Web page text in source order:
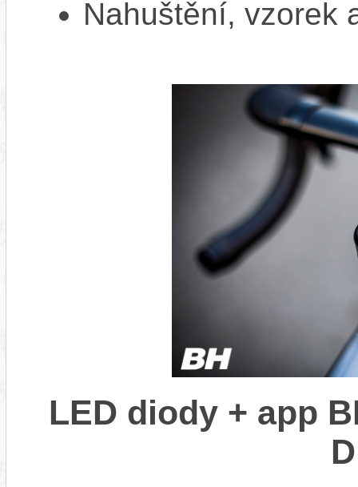
Nahuštění, vzorek
LED diody + app